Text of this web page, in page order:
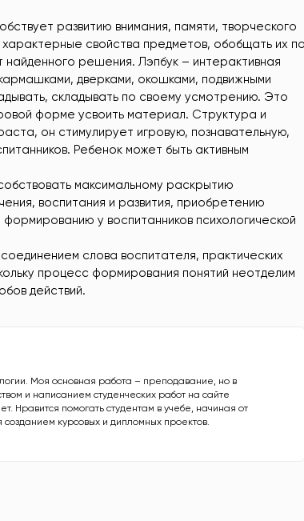
развитию внимания, памяти, творческого
свойства предметов, обобщать их
решения. Лэпбук – интерактивная
дверками, окошками, подвижными
складывать по своему усмотрению. Это
форме усвоить материал. Структура и
он стимулирует игровую, познавательную,
Ребенок может быть активным
максимальному раскрытию
воспитания и развития, приобретению
у воспитанников психологической
слова воспитателя, практических
процесс формирования понятий неотделим
действий.
Моя основная работа – преподавание, но в
и написанием студенческих работ на сайте
Нравится помогать студентам в учебе, начиная от
курсовых и дипломных проектов.